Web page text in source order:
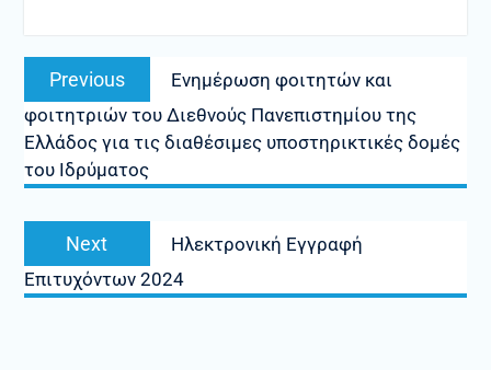
Πλοήγηση
άρθρων
Previous
Previous
post:
Eνημέρωση φοιτητών και
φοιτητριών του Διεθνούς Πανεπιστημίου της
Ελλάδος για τις διαθέσιμες υποστηρικτικές δομές
του Ιδρύματος
Next
post:
Ηλεκτρονική Εγγραφή
Επιτυχόντων 2024